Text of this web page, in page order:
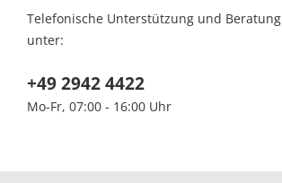
Telefonische Unterstützung und Beratung
unter:
+49 2942 4422
Mo-Fr, 07:00 - 16:00 Uhr